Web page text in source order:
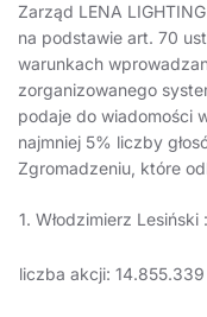
Zarząd LENA
na podstawie art. 70
warunkach
zorganizowanego
podaje do wiadomości
najmniej 5% liczby
Zgromadzeniu, które
1. Włodzimierz Lesiński :
liczba akcji: 14.855.339